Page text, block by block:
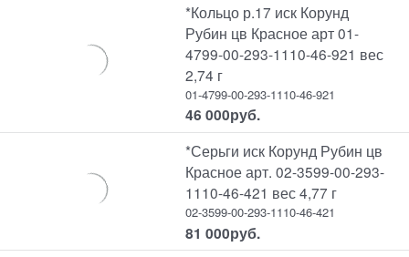
*Кольцо р.17 иск Корунд
Рубин цв Красное арт 01-
4799-00-293-1110-46-921 вес
2,74 г
01-4799-00-293-1110-46-921
46 000руб.
*Серьги иск Корунд Рубин цв
Красное арт. 02-3599-00-293-
1110-46-421 вес 4,77 г
02-3599-00-293-1110-46-421
81 000руб.